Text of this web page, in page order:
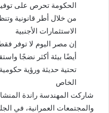
الحكومة تحرص على
من خلال أطر قانونية
الاستثمارات الأجنبية
إن مصر اليوم لا توفر
أيضًا بيئة أكثر نضجًا
تحتية حديثة ورؤية
الخاص
شاركت المهندسة راندة
والمجتمعات العمرانية، في